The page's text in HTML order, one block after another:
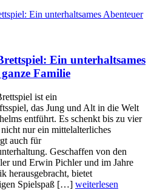
Ein unterhaltsames
Familie
ist ein
das Jung und Alt in die Welt
entführt. Es schenkt bis zu vier
nur ein mittelalterliches
auch für
Geschaffen von den
und Erwin Pichler und im Jahre
herausgebracht, bietet
Spielspaß […] weiterlesen